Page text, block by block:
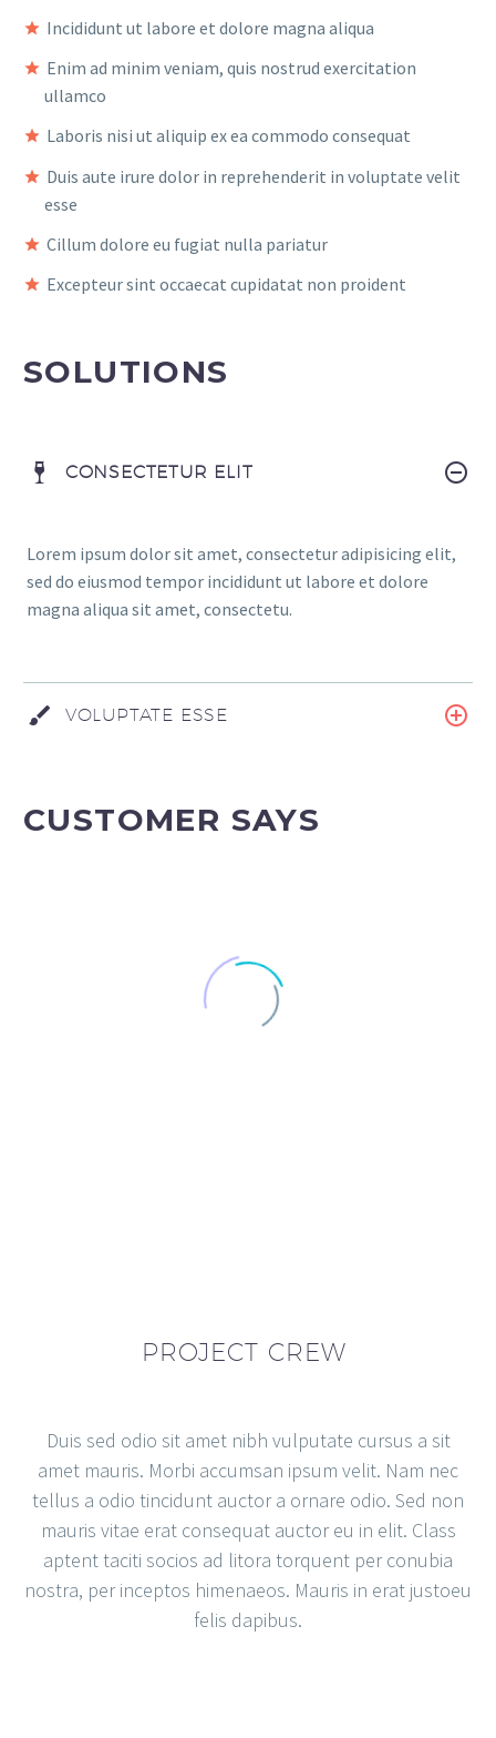
Incididunt ut labore et dolore magna aliqua
Enim ad minim veniam, quis nostrud exercitation
ullamco
Laboris nisi ut aliquip ex ea commodo consequat
Duis aute irure dolor in reprehenderit in voluptate velit
esse
Cillum dolore eu fugiat nulla pariatur
Excepteur sint occaecat cupidatat non proident
SOLUTIONS
CONSECTETUR ELIT
Lorem ipsum dolor sit amet, consectetur adipisicing elit,
sed do eiusmod tempor incididunt ut labore et dolore
magna aliqua sit amet, consectetu.
VOLUPTATE ESSE
CUSTOMER SAYS
Marketing Manager
adipisicing elit, sed do eiusmod tempor
incididunt ut labore et dolore magna
aliqua. Ut enim ad minim veniam, quis
PROJECT CREW
Duis sed odio sit amet nibh vulputate cursus a sit
amet mauris. Morbi accumsan ipsum velit. Nam nec
tellus a odio tincidunt auctor a ornare odio. Sed non
mauris vitae erat consequat auctor eu in elit. Class
aptent taciti socios ad litora torquent per conubia
nostra, per inceptos himenaeos. Mauris in erat justoeu
felis dapibus.